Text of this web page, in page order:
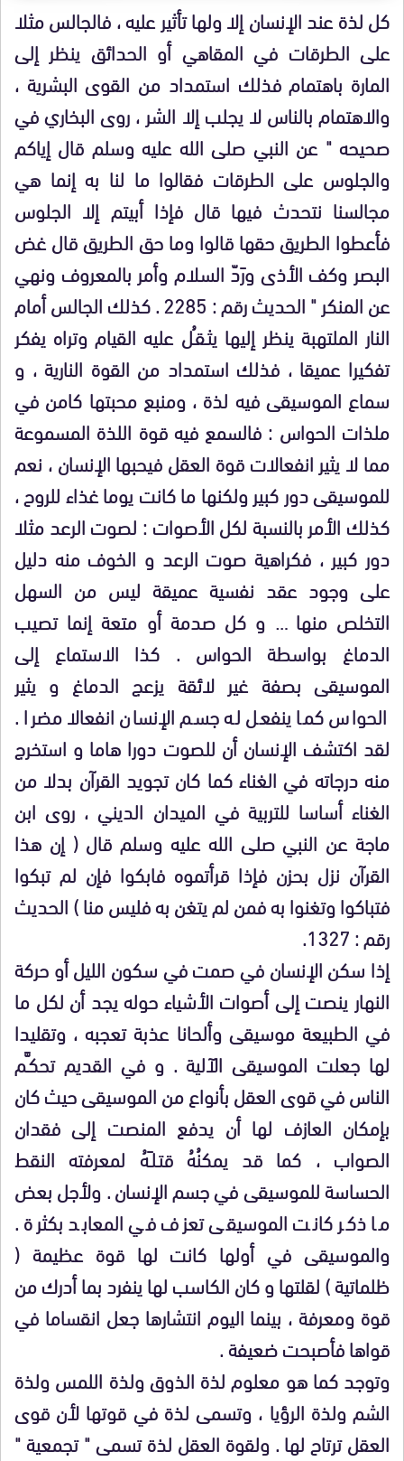
كل لذة عند الإنسان إلا ولها تأثير عليه ، فالجالس مثلا
على الطرقات في المقاهي أو الحدائق ينظر إلى
المارة باهتمام فذلك استمداد من القوى البشرية ،
والاهتمام بالناس لا يجلب إلا الشر ، روى البخاري في
صحيحه " عن النبي صلى الله عليه وسلم قال إياكم
والجلوس على الطرقات فقالوا ما لنا به إنما هي
مجالسنا نتحدث فيها قال فإذا أبيتم إلا الجلوس
فأعطوا الطريق حقها قالوا وما حق الطريق قال غض
البصر وكف الأذى ورَدّ السلام وأمر بالمعروف ونهي
عن المنكر " الحديث رقم : 2285 . كذلك الجالس أمام
النار الملتهبة ينظر إليها يثـقـُل عليه القيام وتراه يفكر
تفكيرا عميقا ، فذلك استمداد من القوة النارية ، و
سماع الموسيقى فيه لذة ، ومنبع محبتها كامن في
ملذات الحواس : فالسمع فيه قوة اللذة المسموعة
مما لا يثير انفعالات قوة العقل فيحبها الإنسان ، نعم
للموسيقى دور كبير ولكنها ما كانت يوما غذاء للروح ،
كذلك الأمر بالنسبة لكل الأصوات : لصوت الرعد مثلا
دور كبير ، فكراهية صوت الرعد و الخوف منه دليل
على وجود عقد نفسية عميقة ليس من السهل
التخلص منها … و كل صدمة أو متعة إنما تصيب
الدماغ بواسطة الحواس . كذا الاستماع إلى
الموسيقى بصفة غير لائقة يزعج الدماغ و يثير
الحواس كما ينفعل له جسم الإنسان انفعالا مضرا .
لقد اكتشف الإنسان أن للصوت دورا هاما و استخرج
منه درجاته في الغناء كما كان تجويد القرآن بدلا من
الغناء أساسا للتربية في الميدان الديني ، روى ابن
ماجة عن النبي صلى الله عليه وسلم قال ( إن هذا
القرآن نزل بحزن فإذا قرأتموه فابكوا فإن لم تبكوا
فتباكوا وتغنوا به فمن لم يتغن به فليس منا ) الحديث
رقم : 1327.
إذا سكن الإنسان في صمت في سكون الليل أو حركة
النهار ينصت إلى أصوات الأشياء حوله يجد أن لكل ما
في الطبيعة موسيقى وألحانا عذبة تعجبه ، وتقليدا
لها جعلت الموسيقى الآلية . و في القديم تحكـَّم
الناس في قوى العقل بأنواع من الموسيقى حيث كان
بإمكان العازف لها أن يدفع المنصت إلى فقدان
الصواب ، كما قد يمكنُهُ قتـلـَهُ لمعرفته النقط
الحساسة للموسيقى في جسم الإنسان . ولأجل بعض
ما ذكر كانت الموسيقى تعزف في المعابد بكثرة .
والموسيقى في أولها كانت لها قوة عظيمة (
ظلماتية ) لقلتها و كان الكاسب لها ينفرد بما أدرك من
قوة ومعرفة ، بينما اليوم انتشارها جعل انقساما في
قواها فأصبحت ضعيفة .
وتوجد كما هو معلوم لذة الذوق ولذة اللمس ولذة
الشم ولذة الرؤيا ، وتسمى لذة في قوتها لأن قوى
العقل ترتاح لها . ولقوة العقل لذة تسمى " تجمعية "